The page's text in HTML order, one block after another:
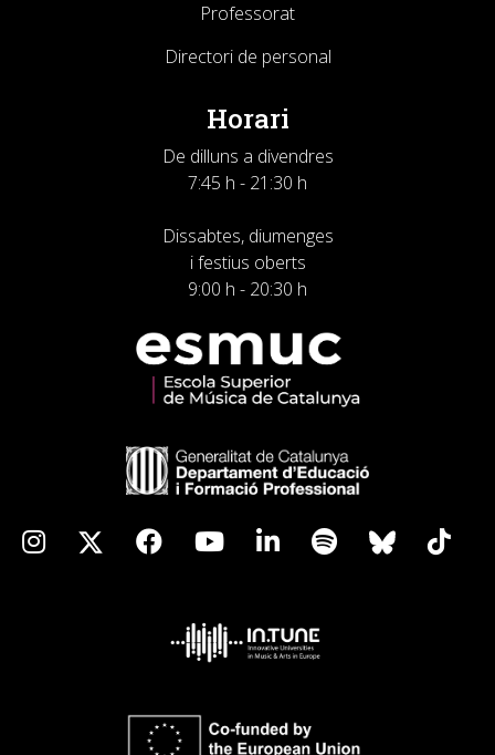
Professorat
Directori de personal
Horari
De dilluns a divendres
7:45 h - 21:30 h
Dissabtes, diumenges
i festius oberts
9:00 h - 20:30 h